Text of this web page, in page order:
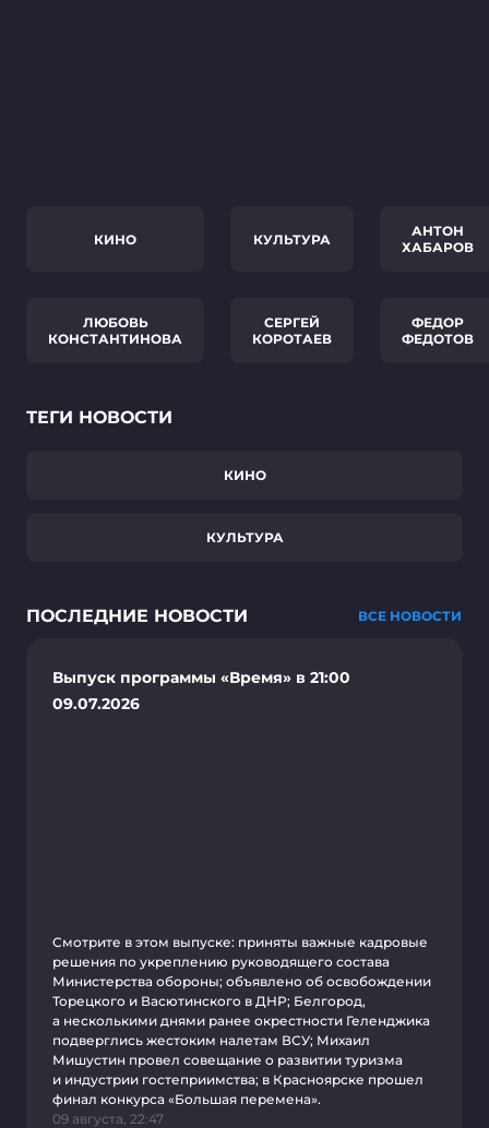
КИНО КУЛЬТУРА
АНТОН
ХАБАРОВ
ЛЮБОВЬ
КОНСТАНТИНОВА
СЕРГЕЙ
КОРОТАЕВ
ФЕДОР
ФЕДОТОВ
ТЕГИ НОВОСТИ
КИНО
КУЛЬТУРА
ПОСЛЕДНИЕ НОВОСТИ ВСЕ НОВОСТИ
Выпуск программы «Время» в 21:00
09.07.2026
Смотрите в этом выпуске: приняты важные кадровые
решения по укреплению руководящего состава
Министерства обороны; объявлено об освобождении
Торецкого и Васютинского в ДНР; Белгород,
а несколькими днями ранее окрестности Геленджика
подверглись жестоким налетам ВСУ; Михаил
Мишустин провел совещание о развитии туризма
и индустрии гостеприимства; в Красноярске прошел
финал конкурса «Большая перемена».
09 августа, 22:47